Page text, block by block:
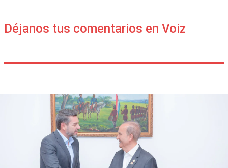
Déjanos tus comentarios en Voiz